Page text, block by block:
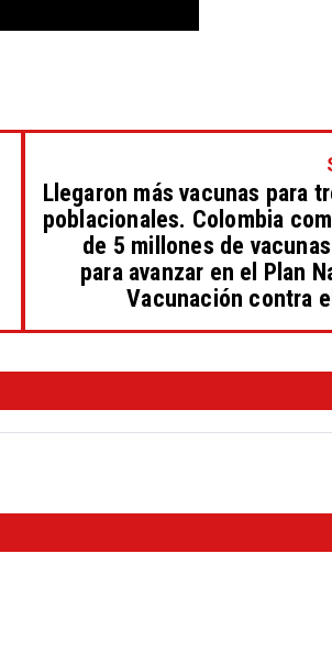
Llegaron más vacunas para
poblacionales. Colombia
de 5 millones de
para avanzar en el Plan
Vacunación contra